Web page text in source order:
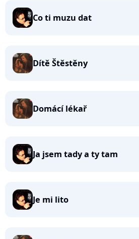
Co ti muzu dat
Dítě Štěstěny
Domácí lékař
Ja jsem tady a ty tam
Je mi lito